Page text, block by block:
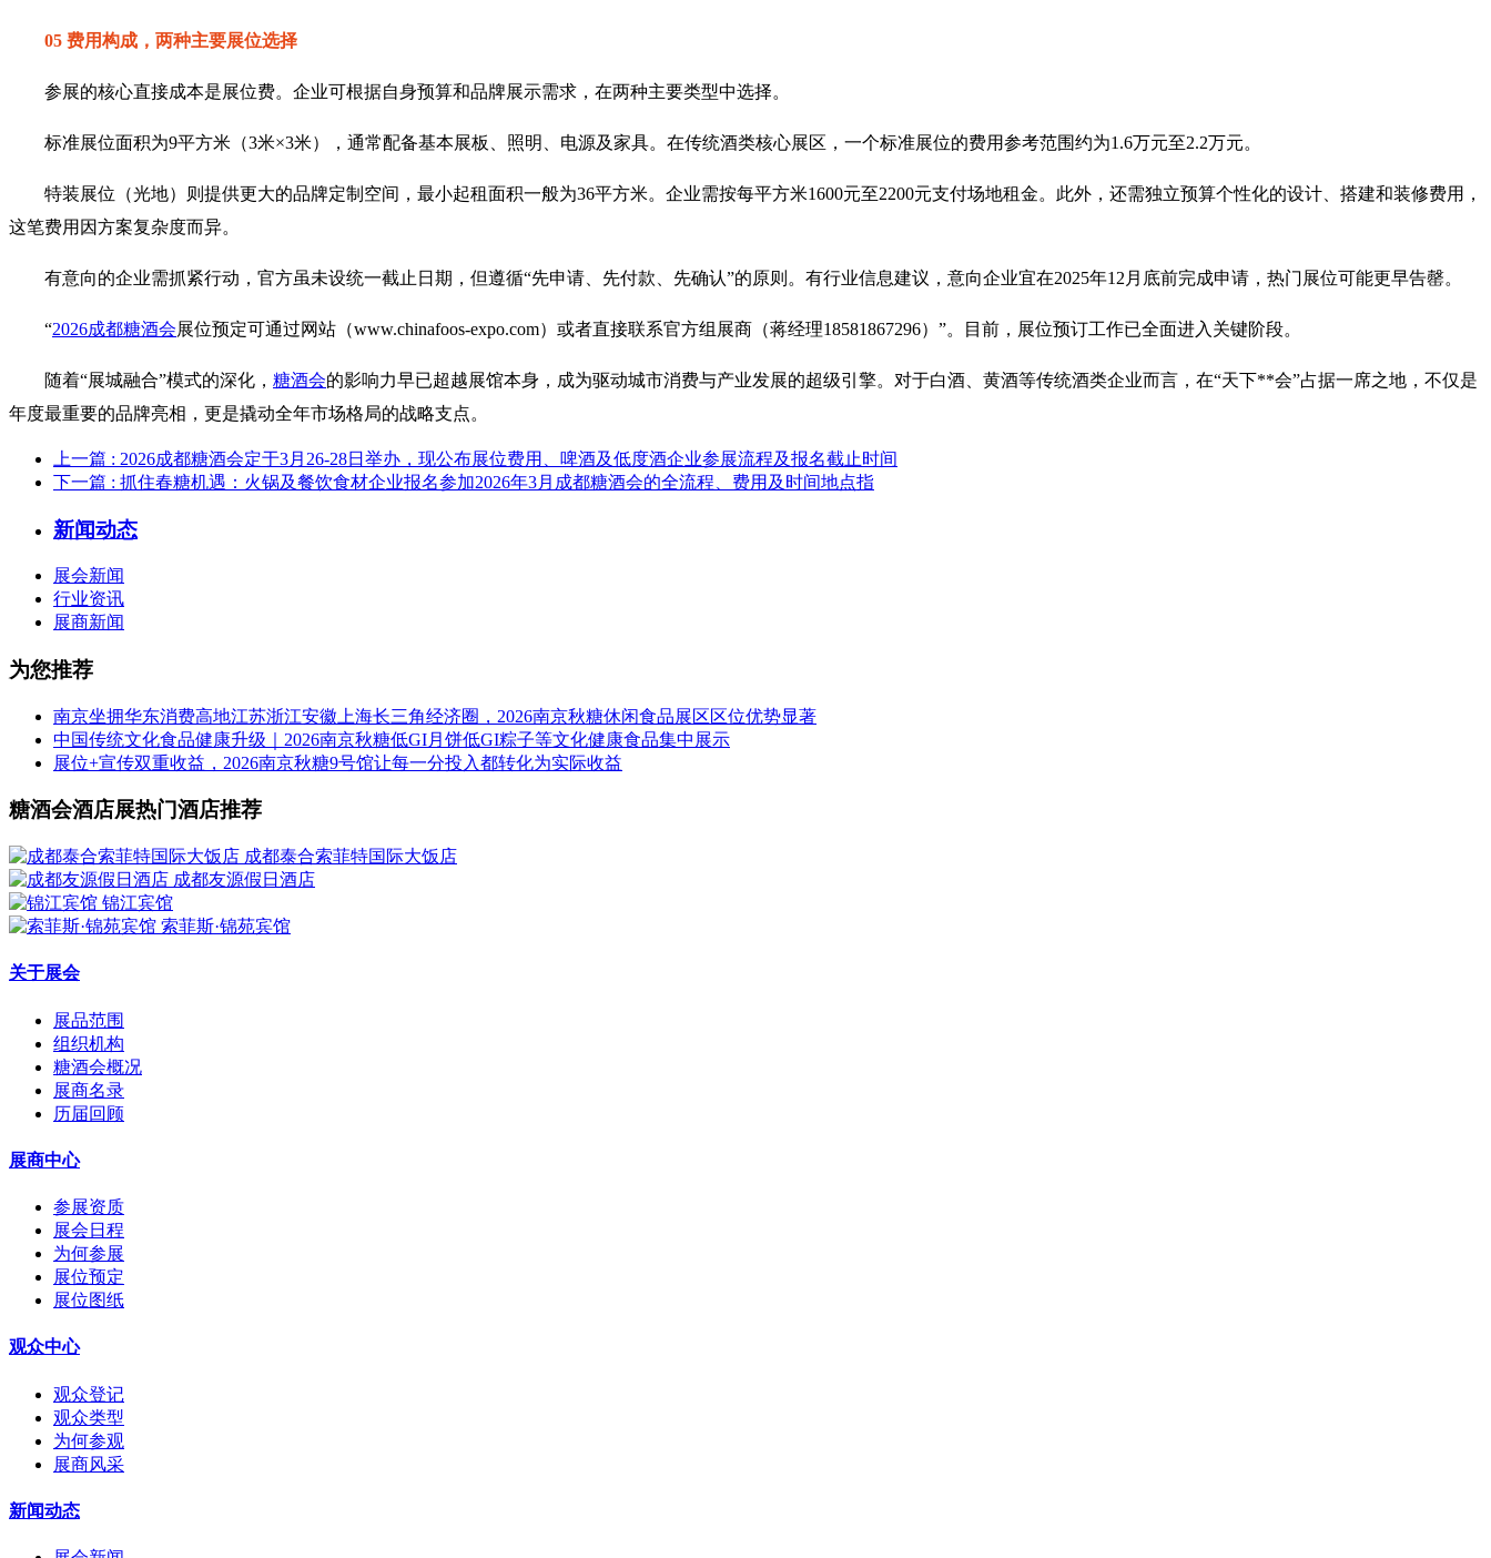
05 费用构成，两种主要展位选择
参展的核心直接成本是展位费。企业可根据自身预算和品牌展示需求，在两种主要类型中选择。
标准展位面积为9平方米（3米×3米），通常配备基本展板、照明、电源及家具。在传统酒类核心展区，一个标准展位的费用参考范围约为1.6万元至2.2万元。
特装展位（光地）则提供更大的品牌定制空间，最小起租面积一般为36平方米。企业需按每平方米1600元至2200元支付场地租金。此外，还需独立预算个性化的设计、搭建和装修费用，
这笔费用因方案复杂度而异。
有意向的企业需抓紧行动，官方虽未设统一截止日期，但遵循“先申请、先付款、先确认”的原则。有行业信息建议，意向企业宜在2025年12月底前完成申请，热门展位可能更早告罄。
“2026成都糖酒会展位预定可通过网站（www.chinafoos-expo.com）或者直接联系官方组展商（蒋经理18581867296）”。目前，展位预订工作已全面进入关键阶段。
随着“展城融合”模式的深化， 糖酒会的影响力早已超越展馆本身，成为驱动城市消费与产业发展的超级引擎。对于白酒、黄酒等传统酒类企业而言，在“天下**会”占据一席之地，不仅是
年度最重要的品牌亮相，更是撬动全年市场格局的战略支点。
上一篇 : 2026成都糖酒会定于3月26-28日举办，现公布展位费用、啤酒及低度酒企业参展流程及报名截止时间
下一篇 : 抓住春糖机遇：火锅及餐饮食材企业报名参加2026年3月成都糖酒会的全流程、费用及时间地点指
新闻动态
展会新闻
行业资讯
展商新闻
为您推荐
南京坐拥华东消费高地江苏浙江安徽上海长三角经济圈，2026南京秋糖休闲食品展区区位优势显著
中国传统文化食品健康升级｜2026南京秋糖低GI月饼低GI粽子等文化健康食品集中展示
展位+宣传双重收益，2026南京秋糖9号馆让每一分投入都转化为实际收益
糖酒会酒店展热门酒店推荐
成都泰合索菲特国际大饭店
成都友源假日酒店
锦江宾馆
索菲斯·锦苑宾馆
关于展会
展品范围
组织机构
糖酒会概况
展商名录
历届回顾
展商中心
参展资质
展会日程
为何参展
展位预定
展位图纸
观众中心
观众登记
观众类型
为何参观
展商风采
新闻动态